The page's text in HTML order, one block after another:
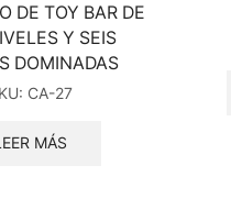
DE TOY BAR DE
Y SEIS
DOMINADAS
CA-27
MÁS